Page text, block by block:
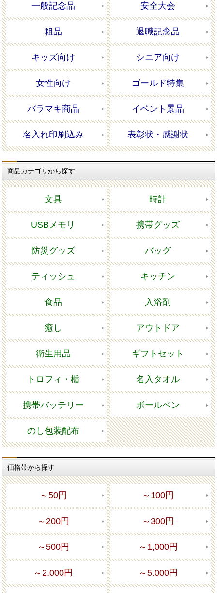
一般記念品 安全大会
粗品 退職記念品
キッズ向け シニア向け
女性向け ゴールド特集
バラマキ商品 イベント景品
名入れ印刷込み 表彰状・感謝状
商品カテゴリから探す
文具 時計
USBメモリ 携帯グッズ
防災グッズ バッグ
ティッシュ キッチン
食品 入浴剤
癒し アウトドア
衛生用品 ギフトセット
トロフィ・楯 名入タオル
携帯バッテリー ボールペン
のし包装配布
価格帯から探す
～50円 ～100円
～200円 ～300円
～500円 ～1,000円
～2,000円 ～5,000円